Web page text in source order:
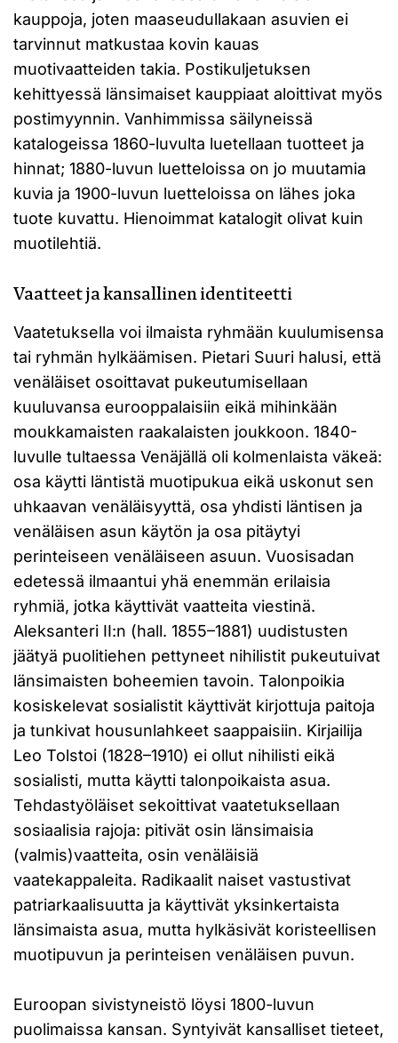
kauppoja, joten maaseudullakaan asuvien ei
tarvinnut matkustaa kovin kauas
muotivaatteiden takia. Postikuljetuksen
kehittyessä länsimaiset kauppiaat aloittivat myös
postimyynnin. Vanhimmissa säilyneissä
katalogeissa 1860-luvulta luetellaan tuotteet ja
hinnat; 1880-luvun luetteloissa on jo muutamia
kuvia ja 1900-luvun luetteloissa on lähes joka
tuote kuvattu. Hienoimmat katalogit olivat kuin
muotilehtiä.
Vaatteet ja kansallinen identiteetti
Vaatetuksella voi ilmaista ryhmään kuulumisensa
tai ryhmän hylkäämisen. Pietari Suuri halusi, että
venäläiset osoittavat pukeutumisellaan
kuuluvansa eurooppalaisiin eikä mihinkään
moukkamaisten raakalaisten joukkoon. 1840-
luvulle tultaessa Venäjällä oli kolmenlaista väkeä:
osa käytti läntistä muotipukua eikä uskonut sen
uhkaavan venäläisyyttä, osa yhdisti läntisen ja
venäläisen asun käytön ja osa pitäytyi
perinteiseen venäläiseen asuun. Vuosisadan
edetessä ilmaantui yhä enemmän erilaisia
ryhmiä, jotka käyttivät vaatteita viestinä.
Aleksanteri II:n (hall. 1855–1881) uudistusten
jäätyä puolitiehen pettyneet nihilistit pukeutuivat
länsimaisten boheemien tavoin. Talonpoikia
kosiskelevat sosialistit käyttivät kirjottuja paitoja
ja tunkivat housunlahkeet saappaisiin. Kirjailija
Leo Tolstoi (1828–1910) ei ollut nihilisti eikä
sosialisti, mutta käytti talonpoikaista asua.
Tehdastyöläiset sekoittivat vaatetuksellaan
sosiaalisia rajoja: pitivät osin länsimaisia
(valmis)vaatteita, osin venäläisiä
vaatekappaleita. Radikaalit naiset vastustivat
patriarkaalisuutta ja käyttivät yksinkertaista
länsimaista asua, mutta hylkäsivät koristeellisen
muotipuvun ja perinteisen venäläisen puvun.
Euroopan sivistyneistö löysi 1800-luvun
puolimaissa kansan. Syntyivät kansalliset tieteet,